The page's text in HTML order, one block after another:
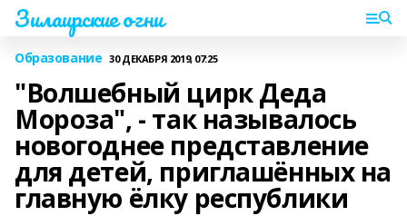
Зилаирские огни
Образование 30 ДЕКАБРЯ 2019, 07:25
"Волшебный цирк Деда
Мороза", - так называлось
новогоднее представление
для детей, приглашённых на
главную ёлку республики